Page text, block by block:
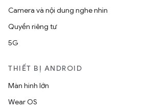
Camera và nội dung nghe nhìn
Quyền riêng tư
5G
THIẾT BỊ ANDROID
Màn hình lớn
Wear OS